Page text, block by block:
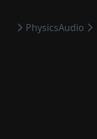
PhysicsAudio